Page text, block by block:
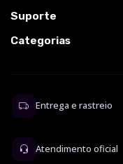
Suporte
Categorias
Entrega e rastreio
Atendimento oficial